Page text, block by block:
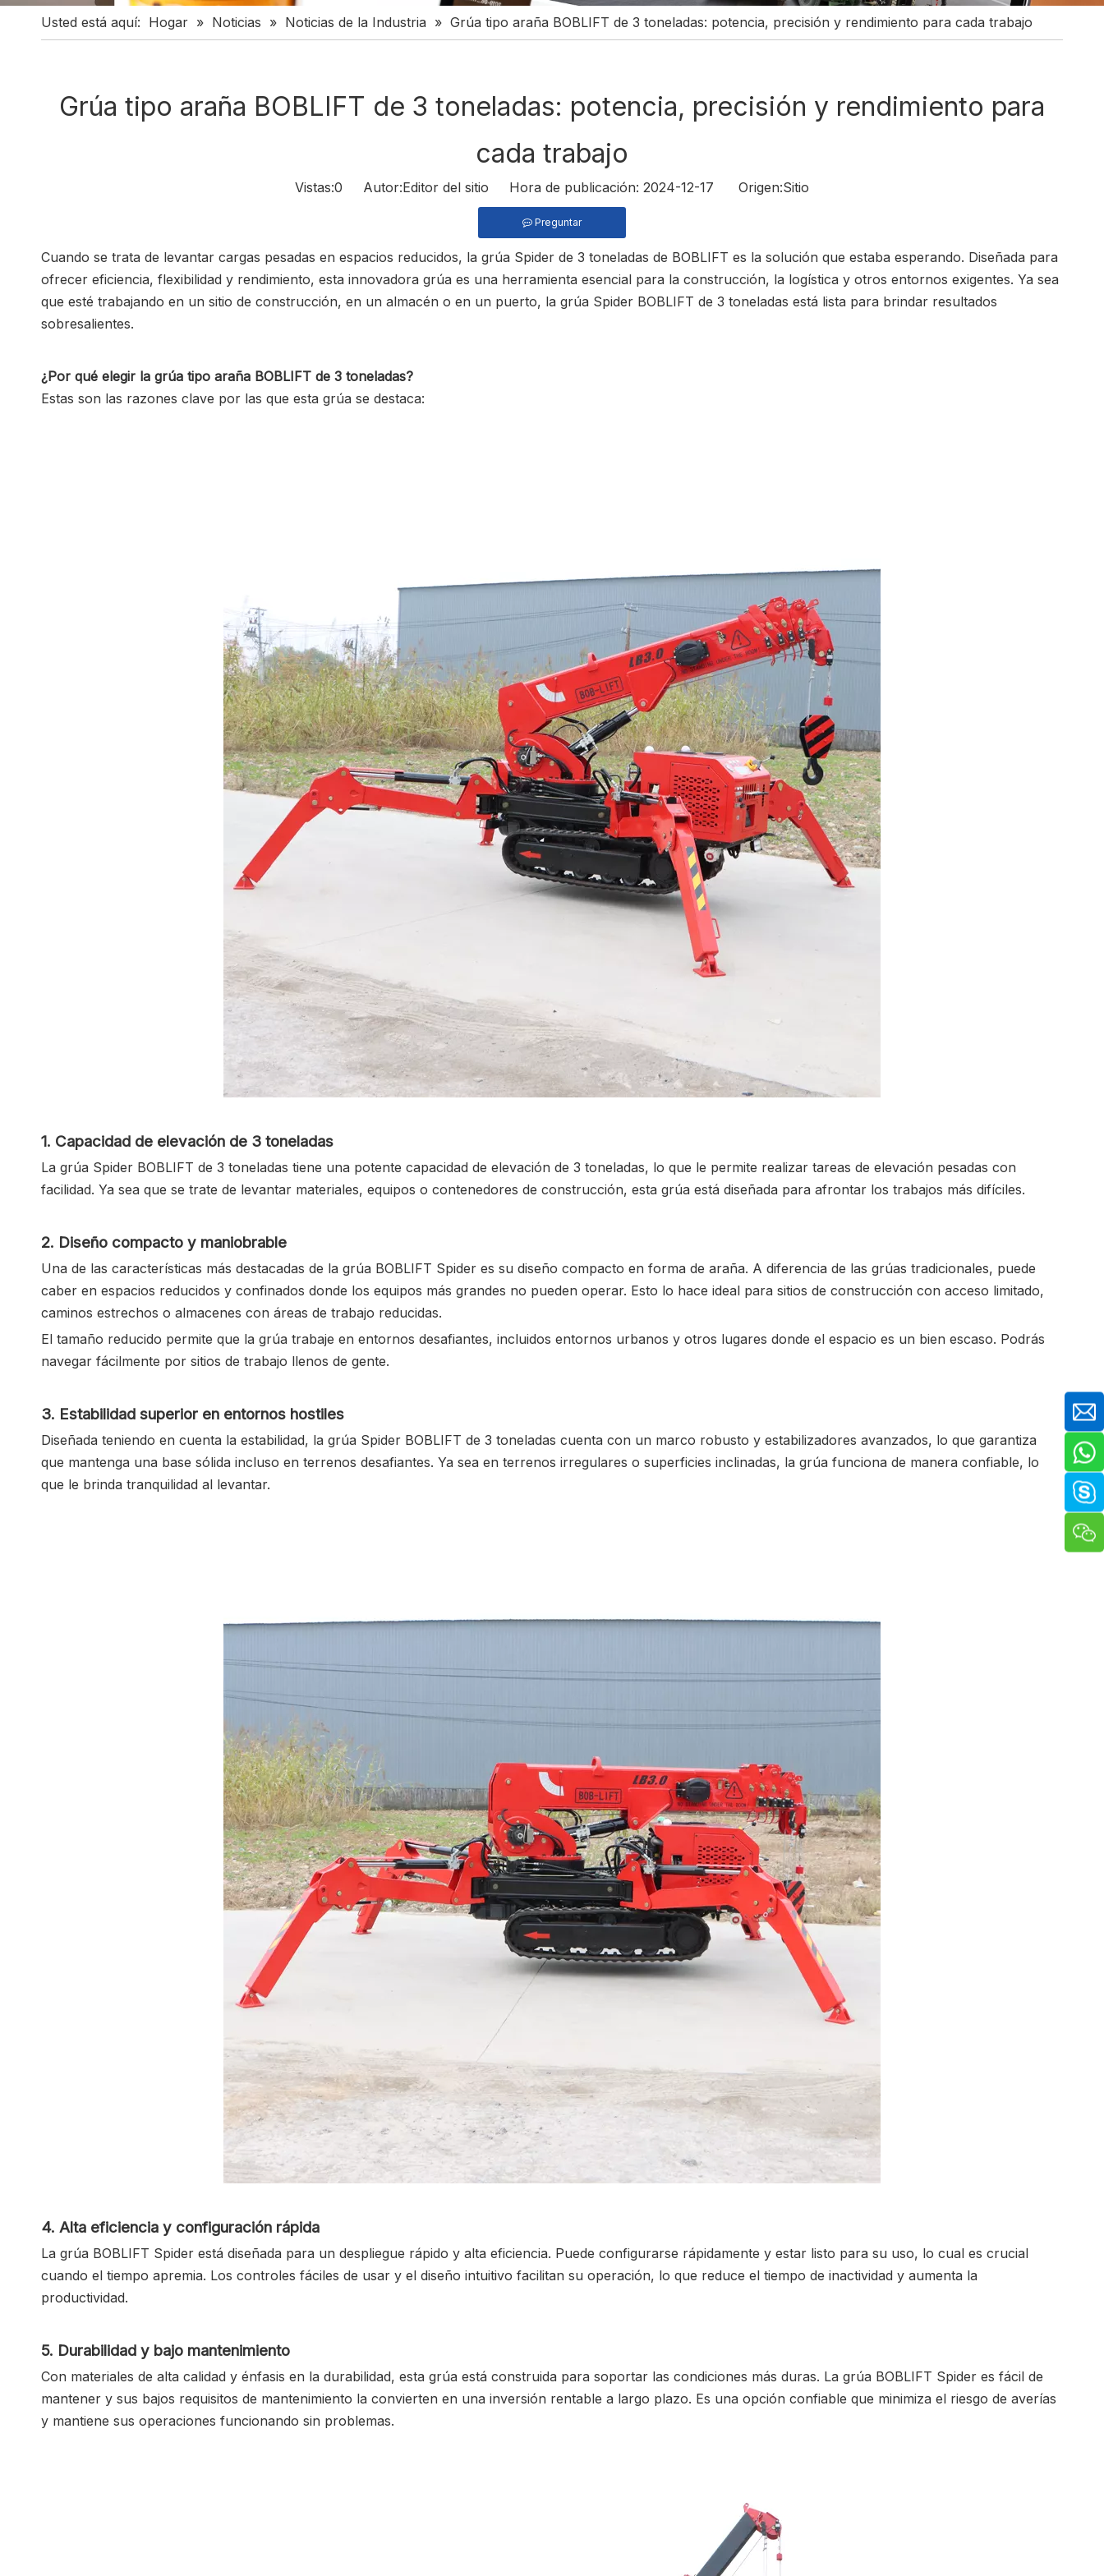
Usted está aquí: Hogar » Noticias » Noticias de la Industria » Grúa tipo araña BOBLIFT de 3 toneladas: potencia, precisión y rendimiento para cada trabajo
Grúa tipo araña BOBLIFT de 3 toneladas: potencia, precisión y rendimiento para
cada trabajo
Vistas:0 Autor:Editor del sitio Hora de publicación: 2024-12-17 Origen:Sitio
Preguntar
Cuando se trata de levantar cargas pesadas en espacios reducidos, la grúa Spider de 3 toneladas de BOBLIFT es la solución que estaba esperando. Diseñada para
ofrecer eficiencia, flexibilidad y rendimiento, esta innovadora grúa es una herramienta esencial para la construcción, la logística y otros entornos exigentes. Ya sea
que esté trabajando en un sitio de construcción, en un almacén o en un puerto, la grúa Spider BOBLIFT de 3 toneladas está lista para brindar resultados
sobresalientes.
¿Por qué elegir la grúa tipo araña BOBLIFT de 3 toneladas?
Estas son las razones clave por las que esta grúa se destaca:
1. Capacidad de elevación de 3 toneladas
La grúa Spider BOBLIFT de 3 toneladas tiene una potente capacidad de elevación de 3 toneladas, lo que le permite realizar tareas de elevación pesadas con
facilidad. Ya sea que se trate de levantar materiales, equipos o contenedores de construcción, esta grúa está diseñada para afrontar los trabajos más difíciles.
2. Diseño compacto y maniobrable
Una de las características más destacadas de la grúa BOBLIFT Spider es su diseño compacto en forma de araña. A diferencia de las grúas tradicionales, puede
caber en espacios reducidos y confinados donde los equipos más grandes no pueden operar. Esto lo hace ideal para sitios de construcción con acceso limitado,
caminos estrechos o almacenes con áreas de trabajo reducidas.
El tamaño reducido permite que la grúa trabaje en entornos desafiantes, incluidos entornos urbanos y otros lugares donde el espacio es un bien escaso. Podrás
navegar fácilmente por sitios de trabajo llenos de gente.
3. Estabilidad superior en entornos hostiles
Diseñada teniendo en cuenta la estabilidad, la grúa Spider BOBLIFT de 3 toneladas cuenta con un marco robusto y estabilizadores avanzados, lo que garantiza
que mantenga una base sólida incluso en terrenos desafiantes. Ya sea en terrenos irregulares o superficies inclinadas, la grúa funciona de manera confiable, lo
que le brinda tranquilidad al levantar.
4. Alta eficiencia y configuración rápida
La grúa BOBLIFT Spider está diseñada para un despliegue rápido y alta eficiencia. Puede configurarse rápidamente y estar listo para su uso, lo cual es crucial
cuando el tiempo apremia. Los controles fáciles de usar y el diseño intuitivo facilitan su operación, lo que reduce el tiempo de inactividad y aumenta la
productividad.
5. Durabilidad y bajo mantenimiento
Con materiales de alta calidad y énfasis en la durabilidad, esta grúa está construida para soportar las condiciones más duras. La grúa BOBLIFT Spider es fácil de
mantener y sus bajos requisitos de mantenimiento la convierten en una inversión rentable a largo plazo. Es una opción confiable que minimiza el riesgo de averías
y mantiene sus operaciones funcionando sin problemas.